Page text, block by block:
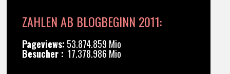
ZAHLEN AB BLOGBEGINN 2011:
Pageviews: 53.874.859 Mio
Besucher : 17.378.986 Mio